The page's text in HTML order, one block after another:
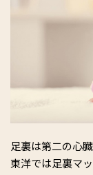
足裏は第二の心
東洋では足裏マ